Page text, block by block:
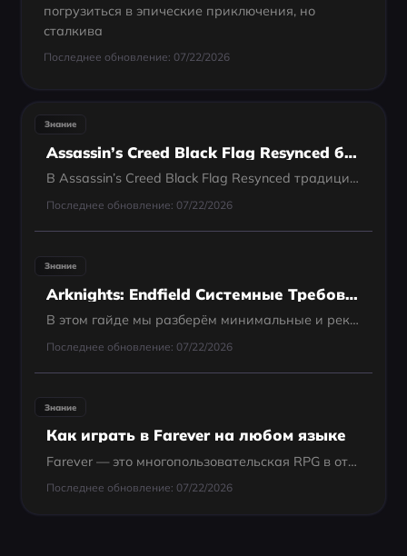
погрузиться в эпические приключения, но
сталкива
Последнее обновление: 07/22/2026
Знание
Assassin’s Creed Black Flag Resynced без мини-карты? Используйте инструмент LagoFast Minimap Radar
В Assassin’s Creed Black Flag Resynced традиционная мини-карта была заменена направляющим компасом в верхней части экрана. Если вы хотите вернуть мини-карту в стиле радара, можно воспользоваться инструментом LagoFast Minimap Radar. Этот инструмент...
Последнее обновление: 07/22/2026
Знание
Arknights: Endfield Системные Требования — Полное Руководство
В этом гайде мы разберём минимальные и рекомендуемые системные требования, дадим советы по оптимизации и рассмотрим кроссплатформенные возможности игры.
Последнее обновление: 07/22/2026
Знание
Как играть в Farever на любом языке
Farever — это многопользовательская RPG в открытом мире в аниме-стиле, которая быстро привлекает внимание игроков по всему миру благодаря своей визуальной составляющей и игровому процессу, ориентированному на исследование. Но если вы уже пытались...
Последнее обновление: 07/22/2026